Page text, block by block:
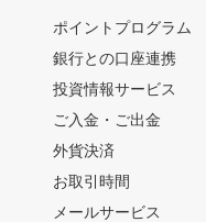
ポイントプログラム
銀行との口座連携
投資情報サービス
ご入金・ご出金
外貨決済
お取引時間
メールサービス